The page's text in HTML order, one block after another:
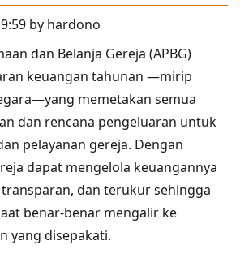
by hardono
dan Belanja Gereja (APBG)
keuangan tahunan —mirip
memetakan semua
dan rencana pengeluaran untuk
pelayanan gereja. Dengan
dapat mengelola keuangannya
dan terukur sehingga
benar-benar mengalir ke
yang disepakati.